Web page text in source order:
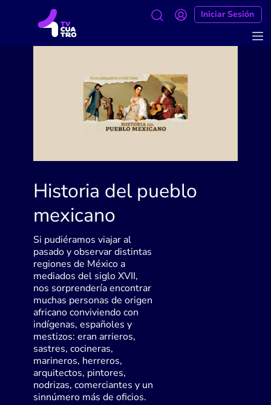
Iniciar Sesión
Historia del pueblo
mexicano
Si pudiéramos viajar al
pasado y observar distintas
regiones de México a
mediados del siglo XVII,
nos sorprendería encontrar
muchas personas de origen
africano conviviendo con
indígenas, españoles y
mestizos: eran arrieros,
sastres, cocineras,
marineros, herreros,
arquitectos, pintores,
nodrizas, comerciantes y un
sinnúmero más de oficios.